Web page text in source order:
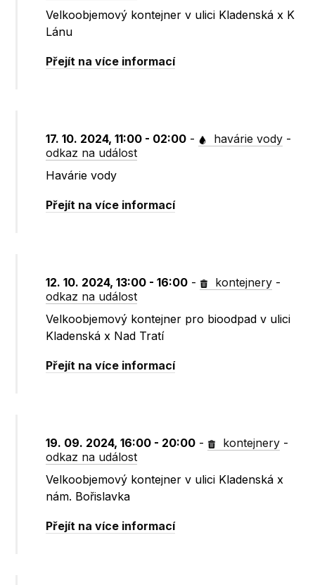
Velkoobjemový kontejner v ulici Kladenská x K
Lánu
Přejít na více informací
17. 10. 2024, 11:00 - 02:00 - havárie vody -
odkaz na událost
Havárie vody
Přejít na více informací
12. 10. 2024, 13:00 - 16:00 - kontejnery -
odkaz na událost
Velkoobjemový kontejner pro bioodpad v ulici
Kladenská x Nad Tratí
Přejít na více informací
19. 09. 2024, 16:00 - 20:00 - kontejnery -
odkaz na událost
Velkoobjemový kontejner v ulici Kladenská x
nám. Bořislavka
Přejít na více informací